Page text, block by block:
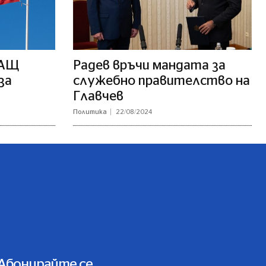
Радев връчи мандата за
служебно правителство на
Главчев
Политика 22/08/2024